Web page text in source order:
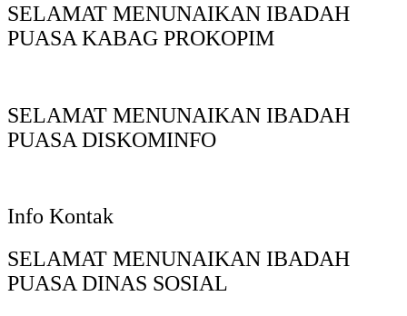
SELAMAT MENUNAIKAN IBADAH
PUASA KABAG PROKOPIM
SELAMAT MENUNAIKAN IBADAH
PUASA DISKOMINFO
Info Kontak
SELAMAT MENUNAIKAN IBADAH
PUASA DINAS SOSIAL